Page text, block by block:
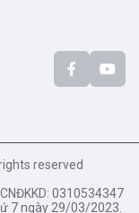
reserved
CNĐKKD: 0310534347
7 ngày 29/03/2023.